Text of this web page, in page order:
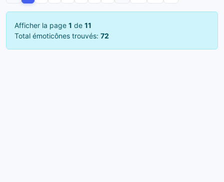
Afficher la page 1 de 11
Total émoticônes trouvés: 72